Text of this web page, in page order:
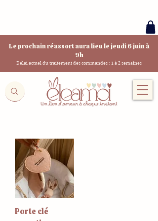
Le prochain réassort aura lieu le jeudi 6 juin à
9h
Délai actuel du traitement des commandes : 1 à 2 semaines
Porte clé